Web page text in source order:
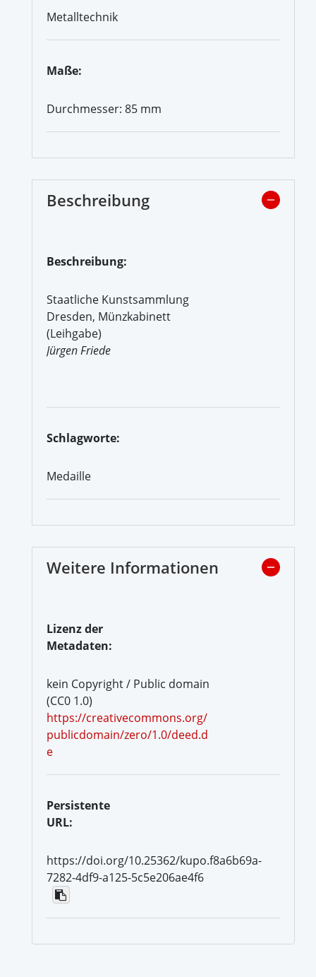
Metalltechnik
Maße:
Durchmesser: 85 mm
Beschreibung
Beschreibung:
Staatliche Kunstsammlung
Dresden, Münzkabinett
(Leihgabe)
Jürgen Friede
Schlagworte:
Medaille
Weitere Informationen
Lizenz der
Metadaten:
kein Copyright / Public domain
(CC0 1.0)
https://creativecommons.org/
publicdomain/zero/1.0/deed.d
e
Persistente
URL:
https://doi.org/10.25362/kupo.f8a6b69a-
7282-4df9-a125-5c5e206ae4f6